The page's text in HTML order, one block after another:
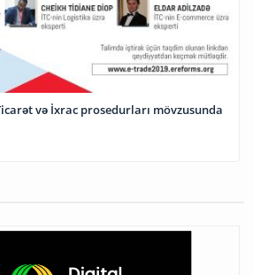
və İxrac prosedurları mövzusunda